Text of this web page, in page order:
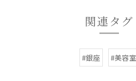
関連タグ
#銀座 #美容室